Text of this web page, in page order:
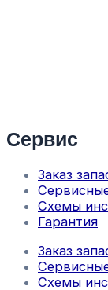
Сервис
Заказ
Схемы
Гарантия
Заказ
Схемы